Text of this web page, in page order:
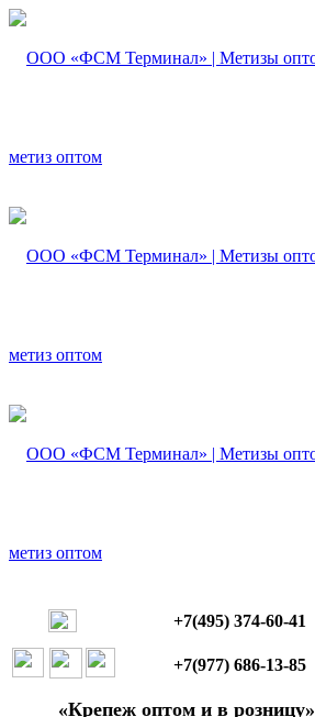
+7(495) 374-60-41
+7(977) 686-13-85
«Крепеж оптом и в розницу»